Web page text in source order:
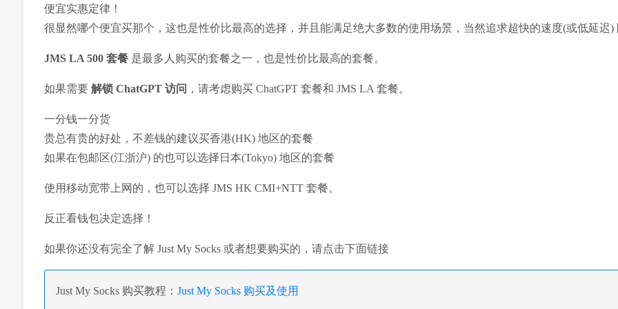
便宜实惠定律！
很显然哪个便宜买那个，这也是性价比最高的选择，并且能满足绝大多数的使用场景，当然追求超快的速度(或低延迟)
JMS LA 500 套餐是最多人购买的套餐之一，也是性价比最高的套餐。
如果需要 解锁 ChatGPT 访问 ，请考虑购买 ChatGPT 套餐和 JMS LA 套餐。
一分钱一分货
贵总有贵的好处，不差钱的建议买香港(HK) 地区的套餐
如果在包邮区(江浙沪) 的也可以选择日本(Tokyo) 地区的套餐
使用移动宽带上网的，也可以选择 JMS HK CMI+NTT 套餐。
反正看钱包决定选择！
如果你还没有完全了解 Just My Socks 或者想要购买的，请点击下面链接
Just My Socks 购买教程： Just My Socks 购买及使用